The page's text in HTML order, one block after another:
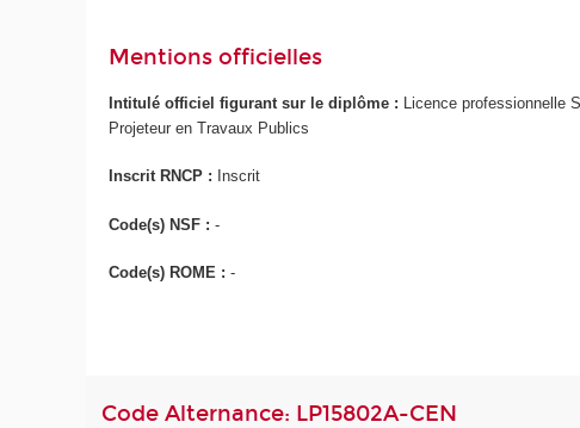
Mentions officielles
Intitulé officiel figurant sur le diplôme :
Licence professionnelle
Projeteur en Travaux Publics
Inscrit RNCP : Inscrit
Code(s) NSF :-
Code(s) ROME :-
Code Alternance: LP15802A-CEN